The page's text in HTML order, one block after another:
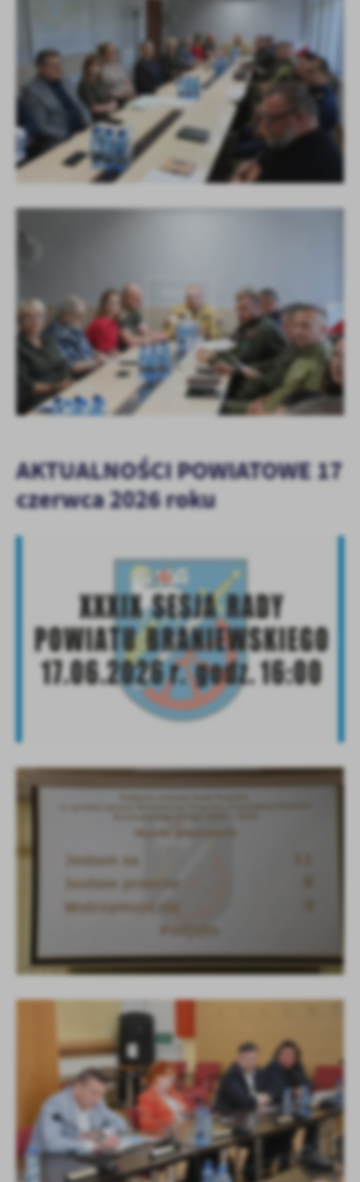
KOLEJNE
+3
AKTUALNOŚCI POWIATOWE 17
czerwca 2026 roku